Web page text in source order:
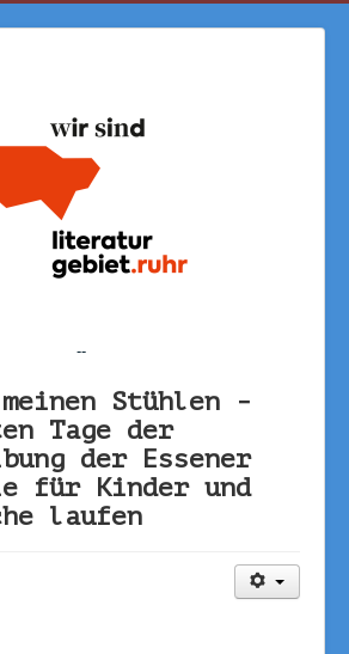
--
Stühlen -
Tage der
der Essener
für Kinder und
laufen